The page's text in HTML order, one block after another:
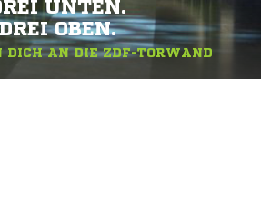
UNTEN.
OBEN.
DICH AN DIE ZDF-TORWAND